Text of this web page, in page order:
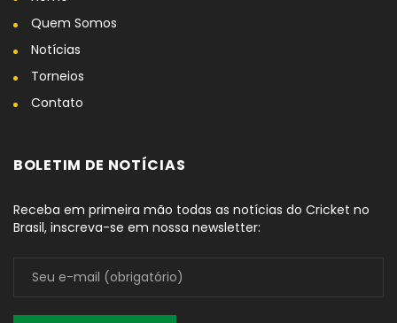
Quem Somos
Notícias
Torneios
Contato
BOLETIM DE NOTÍCIAS
Receba em primeira mão todas as notícias do Cricket no
Brasil, inscreva-se em nossa newsletter: